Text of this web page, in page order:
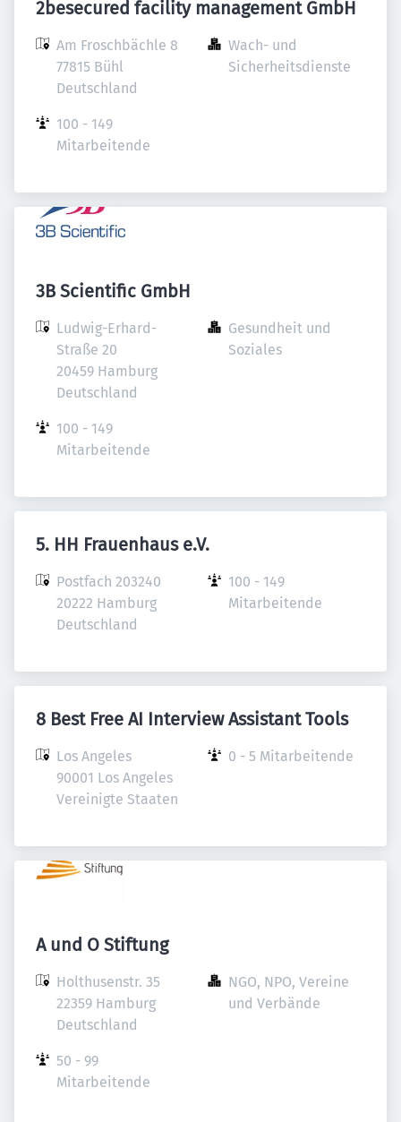
2besecured facility management GmbH
Am Froschbächle 8
77815 Bühl
Deutschland
Wach- und
Sicherheitsdienste
100 - 149
Mitarbeitende
3B Scientific GmbH
Ludwig-Erhard-
Straße 20
20459 Hamburg
Deutschland
Gesundheit und
Soziales
100 - 149
Mitarbeitende
5. HH Frauenhaus e.V.
Postfach 203240
20222 Hamburg
Deutschland
100 - 149
Mitarbeitende
8 Best Free AI Interview Assistant Tools
Los Angeles
90001 Los Angeles
Vereinigte Staaten
0 - 5 Mitarbeitende
A und O Stiftung
Holthusenstr. 35
22359 Hamburg
Deutschland
NGO, NPO, Vereine
und Verbände
50 - 99
Mitarbeitende